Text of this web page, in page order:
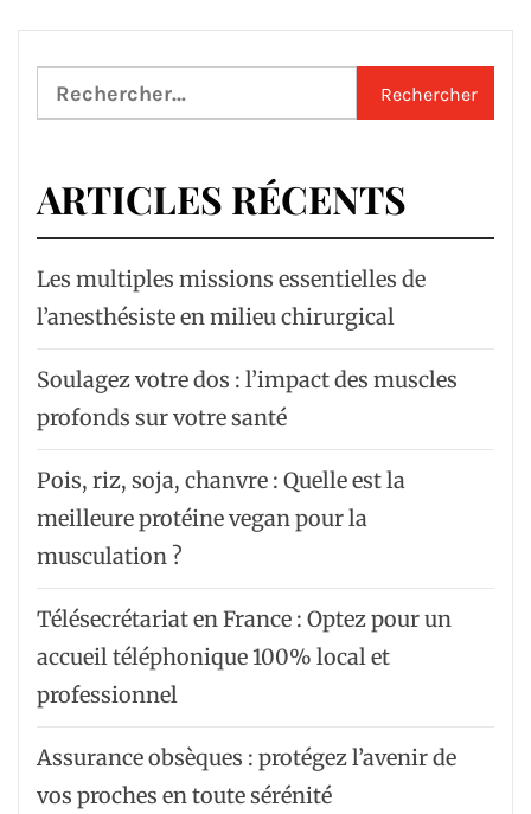
Rechercher :
ARTICLES RÉCENTS
Les multiples missions essentielles de
l’anesthésiste en milieu chirurgical
Soulagez votre dos : l’impact des muscles
profonds sur votre santé
Pois, riz, soja, chanvre : Quelle est la
meilleure protéine vegan pour la
musculation ?
Télésecrétariat en France : Optez pour un
accueil téléphonique 100% local et
professionnel
Assurance obsèques : protégez l’avenir de
vos proches en toute sérénité